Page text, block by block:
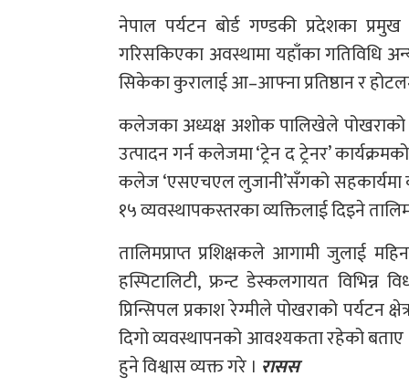
नेपाल पर्यटन बोर्ड गण्डकी प्रदेशका
गरिसकिएका अवस्थामा यहाँका गतिविधि
सिकेका कुरालाई आ–आफ्ना प्रतिष्ठान र
कलेजका अध्यक्ष अशोक पालिखेले पोखराको
उत्पादन गर्न कलेजमा ‘ट्रेन द ट्रेनर’
कलेज ‘एसएचएल लुजानी’सँगको सहकार्यमा
१५ व्यवस्थापकस्तरका व्यक्तिलाई दिइने
तालिमप्राप्त प्रशिक्षकले आगामी जुलाई
हस्पिटालिटी, फ्रन्ट डेस्कलगायत विभिन्न
प्रिन्सिपल प्रकाश रेग्मीले पोखराको पर्यटन
दिगो व्यवस्थापनको आवश्यकता रहेको
हुने विश्वास व्यक्त गरे । रासस